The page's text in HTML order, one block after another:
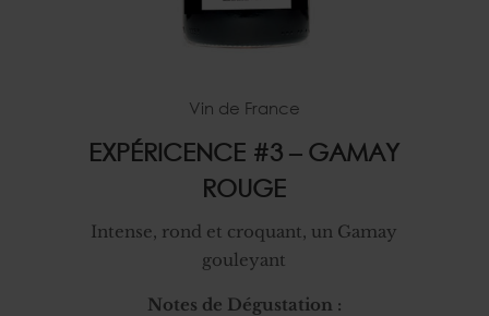
Vin de France
EXPÉRICENCE #3 – GAMAY
ROUGE
Intense, rond et croquant, un Gamay
gouleyant
Notes de Dégustation :